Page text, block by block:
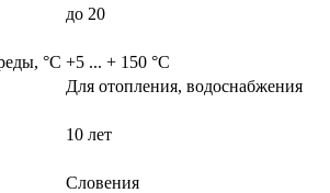
до 20
°С +5 ... + 150 °C
Для отопления, водоснабжения
10 лет
Словения